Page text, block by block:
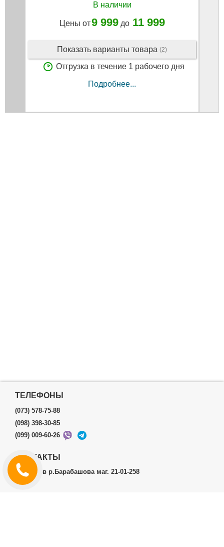
В наличии
Цены от9 999до 11 999
Показать варианты товара (2)
Отгрузка в течение 1 рабочего дня
Подробнее...
ТЕЛЕФОНЫ
(073) 578-75-88
(098) 398-30-85
(099) 009-60-26
КОНТАКТЫ
г.Харьков р.Барабашова маг. 21-01-258